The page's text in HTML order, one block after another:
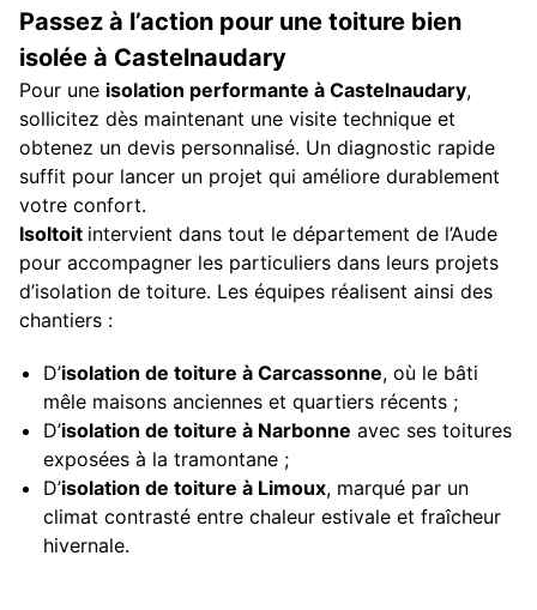
Passez à l’action pour une toiture bien
isolée à Castelnaudary
Pour une isolation performante à Castelnaudary,
sollicitez dès maintenant une visite technique et
obtenez un devis personnalisé. Un diagnostic rapide
suffit pour lancer un projet qui améliore durablement
votre confort.
Isoltoit intervient dans tout le département de l’Aude
pour accompagner les particuliers dans leurs projets
d’isolation de toiture. Les équipes réalisent ainsi des
chantiers :
D’isolation de toiture à Carcassonne, où le bâti
mêle maisons anciennes et quartiers récents ;
D’isolation de toiture à Narbonne avec ses toitures
exposées à la tramontane ;
D’isolation de toiture à Limoux, marqué par un
climat contrasté entre chaleur estivale et fraîcheur
hivernale.